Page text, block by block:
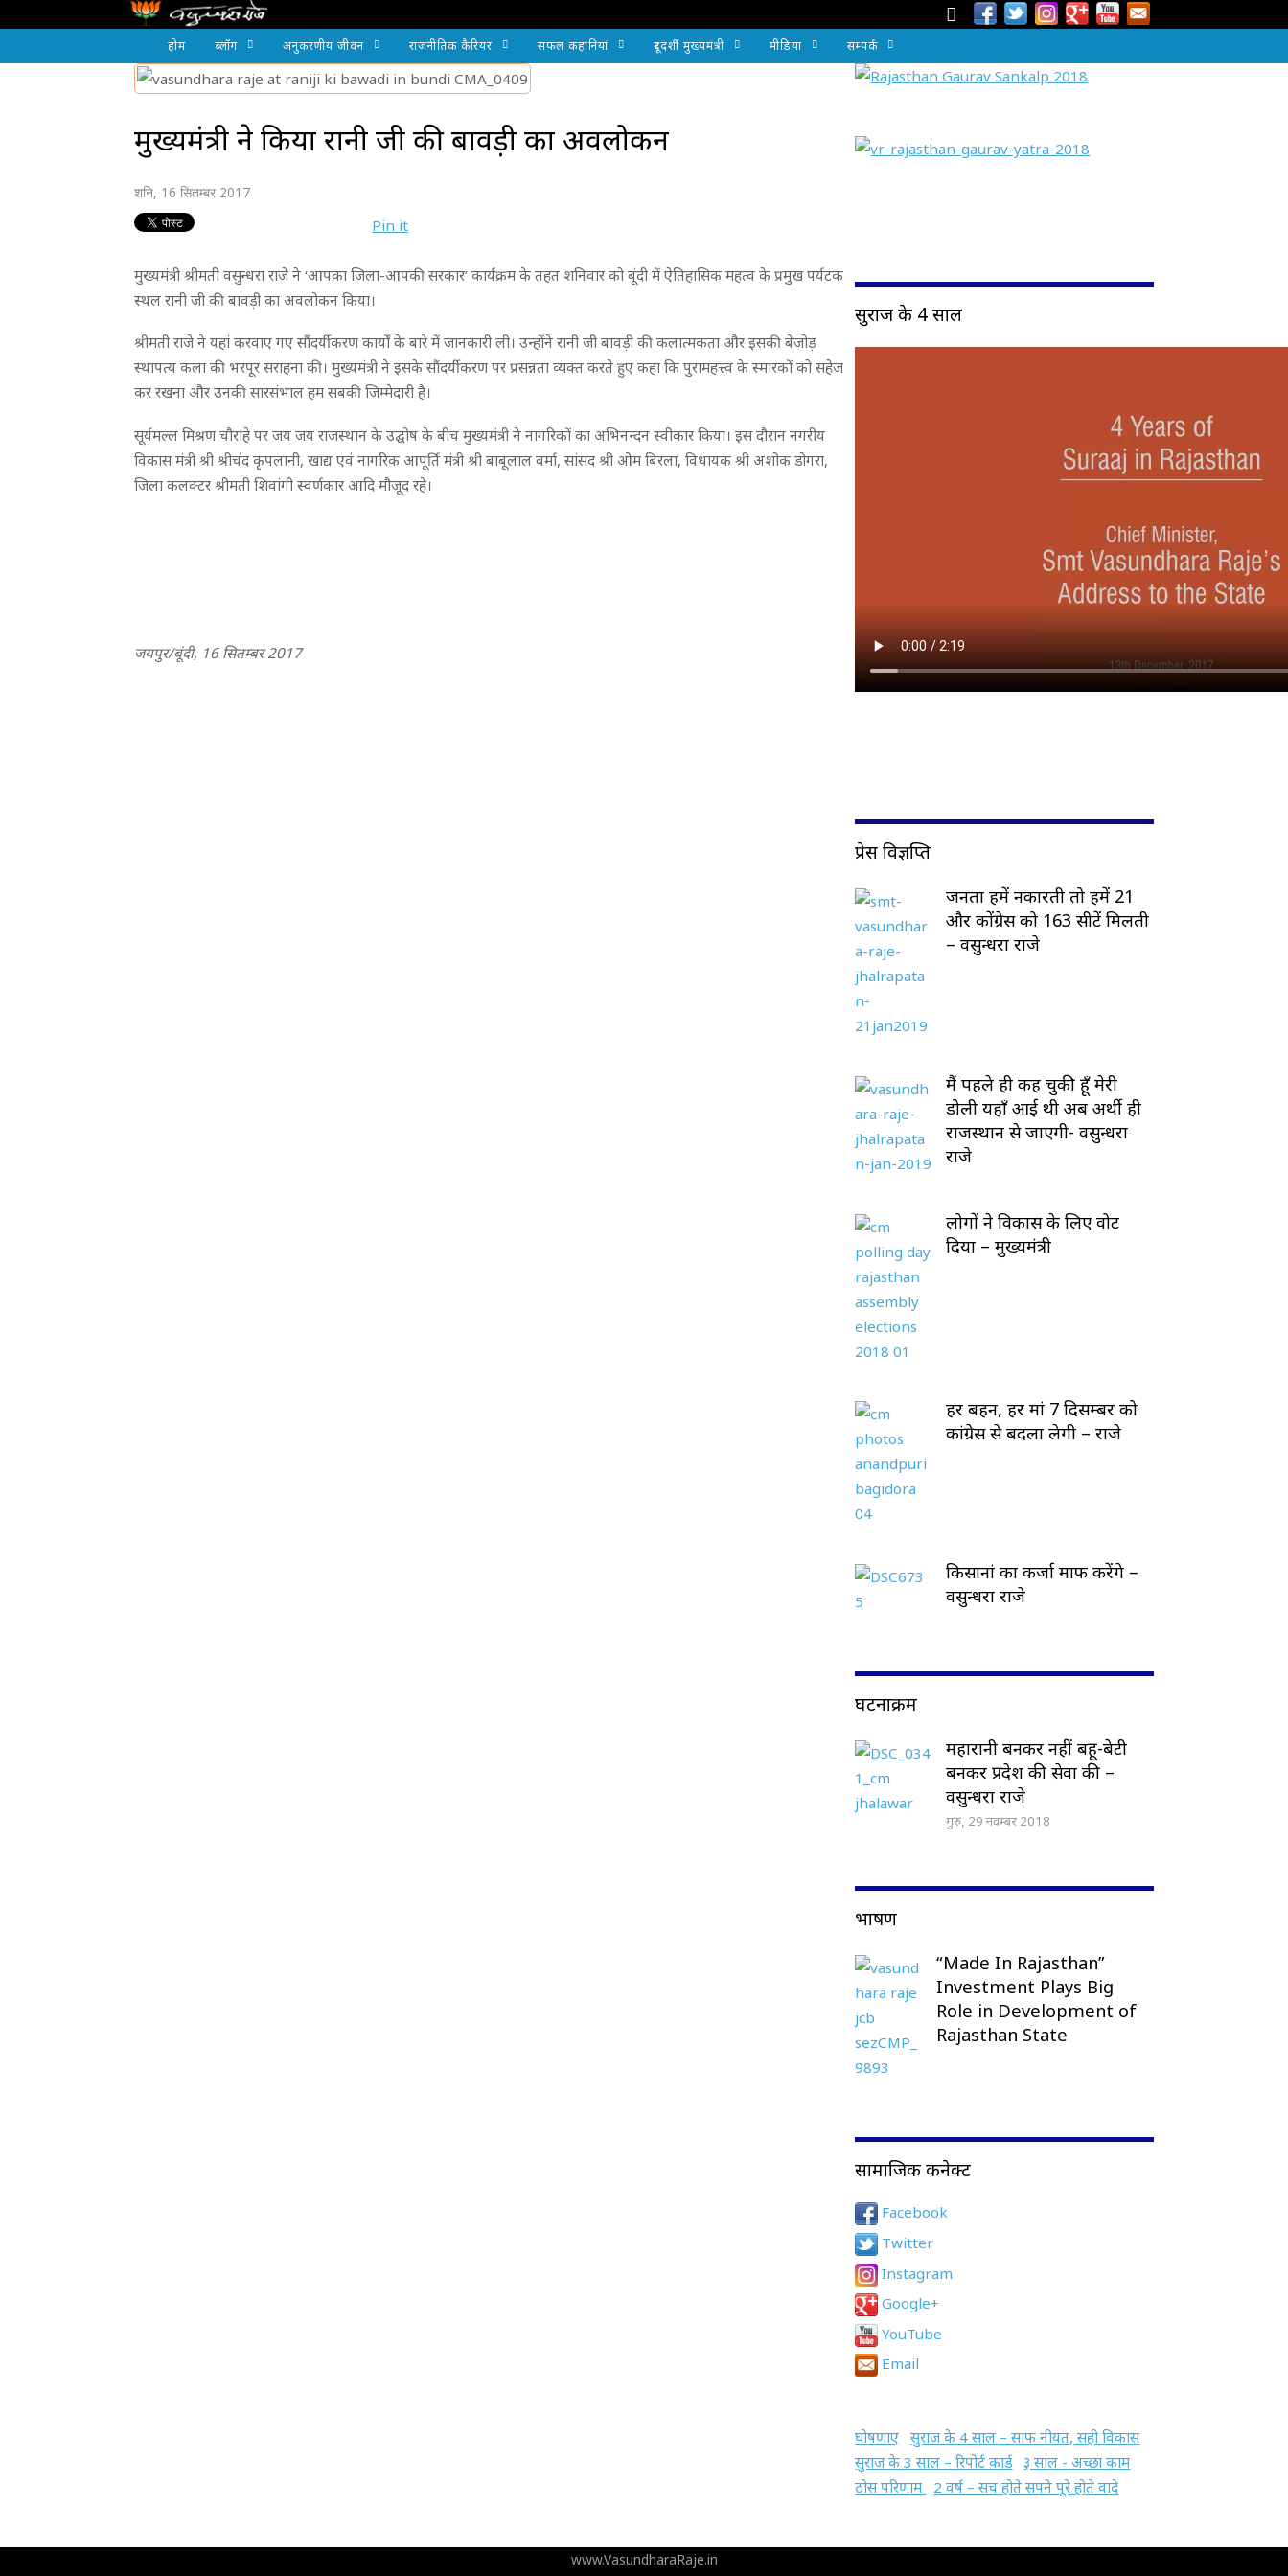
होम ब्लॉग अनुकरणीय जीवन राजनीतिक कैरियर सफल कहानियां दूरदर्शी मुख्यमंत्री मीडिया सम्पर्क
मुख्यमंत्री ने किया रानी जी की बावड़ी का अवलोकन
शनि, 16 सितम्बर 2017
Pin it
मुख्यमंत्री श्रीमती वसुन्धरा राजे ने ‘आपका जिला-आपकी सरकार’ कार्यक्रम के तहत शनिवार को बूंदी में ऐतिहासिक महत्व के प्रमुख पर्यटक
स्थल रानी जी की बावड़ी का अवलोकन किया।
श्रीमती राजे ने यहां करवाए गए सौंदर्यीकरण कार्यों के बारे में जानकारी ली। उन्होंने रानी जी बावड़ी की कलात्मकता और इसकी बेजोड़
स्थापत्य कला की भरपूर सराहना की। मुख्यमंत्री ने इसके सौंदर्यीकरण पर प्रसन्नता व्यक्त करते हुए कहा कि पुरामहत्त्व के स्मारकों को सहेज
कर रखना और उनकी सारसंभाल हम सबकी जिम्मेदारी है।
सूर्यमल्ल मिश्रण चौराहे पर जय जय राजस्थान के उद्घोष के बीच मुख्यमंत्री ने नागरिकों का अभिनन्दन स्वीकार किया। इस दौरान नगरीय
विकास मंत्री श्री श्रीचंद कृपलानी, खाद्य एवं नागरिक आपूर्ति मंत्री श्री बाबूलाल वर्मा, सांसद श्री ओम बिरला, विधायक श्री अशोक डोगरा,
जिला कलक्टर श्रीमती शिवांगी स्वर्णकार आदि मौजूद रहे।
जयपुर/बूंदी, 16 सितम्बर 2017
सुराज के 4 साल
प्रेस विज्ञप्ति
जनता हमें नकारती तो हमें 21
और कोंग्रेस को 163 सीटें मिलती
– वसुन्धरा राजे
मैं पहले ही कह चुकी हूँ मेरी
डोली यहाँ आई थी अब अर्थी ही
राजस्थान से जाएगी- वसुन्धरा
राजे
लोगों ने विकास के लिए वोट
दिया – मुख्यमंत्री
हर बहन, हर मां 7 दिसम्बर को
कांग्रेस से बदला लेगी – राजे
किसानां का कर्जा माफ करेंगे –
वसुन्धरा राजे
घटनाक्रम
महारानी बनकर नहीं बहू-बेटी
बनकर प्रदेश की सेवा की –
वसुन्धरा राजे
गुरु, 29 नवम्बर 2018
भाषण
“Made In Rajasthan”
Investment Plays Big
Role in Development of
Rajasthan State
सामाजिक कनेक्ट
Facebook
Twitter
Instagram
Google+
YouTube
Email
घोषणाए
सुराज के 4 साल – साफ नीयत, सही विकास
सुराज के 3 साल – रिपोर्ट कार्ड
३ साल - अच्छा काम
ठोस परिणाम
2 वर्ष – सच होते सपने पूरे होते वादे
www.VasundharaRaje.in